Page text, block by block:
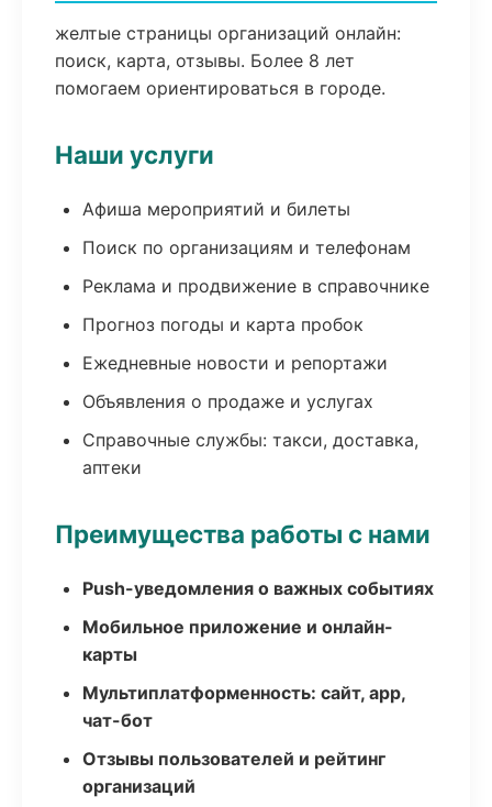
желтые страницы организаций онлайн:
поиск, карта, отзывы. Более 8 лет
помогаем ориентироваться в городе.
Наши услуги
Афиша мероприятий и билеты
Поиск по организациям и телефонам
Реклама и продвижение в справочнике
Прогноз погоды и карта пробок
Ежедневные новости и репортажи
Объявления о продаже и услугах
Справочные службы: такси, доставка,
аптеки
Преимущества работы с нами
Push-уведомления о важных событиях
Мобильное приложение и онлайн-
карты
Мультиплатформенность: сайт, app,
чат-бот
Отзывы пользователей и рейтинг
организаций